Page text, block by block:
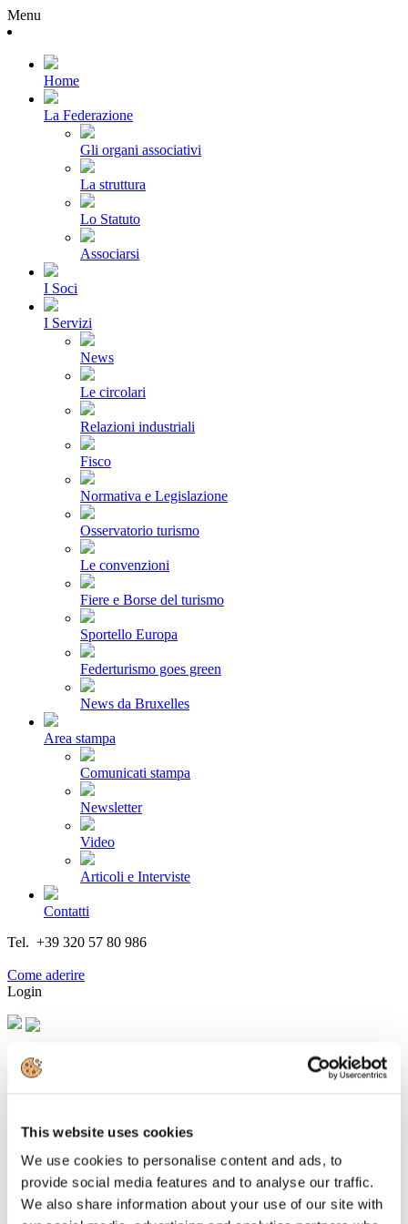
This website uses cookies
We use cookies to personalise content and ads, to
provide social media features and to analyse our traffic.
We also share information about your use of our site with
Menu
Home
La Federazione
Gli organi associativi
La struttura
Lo Statuto
Associarsi
I Soci
I Servizi
News
Le circolari
Relazioni industriali
Fisco
Normativa e Legislazione
Osservatorio turismo
Le convenzioni
Fiere e Borse del turismo
Sportello Europa
Federturismo goes green
News da Bruxelles
Area stampa
Comunicati stampa
Newsletter
Video
Articoli e Interviste
Contatti
Tel. +39 320 57 80 986
Come aderire
Login
Cerca...
EXPO, TRENITALIA E MAGGIORE
LANCIANO MOVING ITALIA